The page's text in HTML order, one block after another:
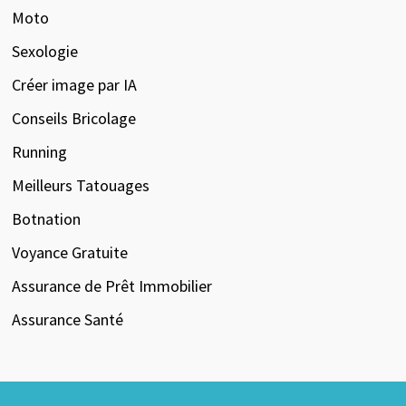
Moto
Sexologie
Créer image par IA
Conseils Bricolage
Running
Meilleurs Tatouages
Botnation
Voyance Gratuite
Assurance de Prêt Immobilier
Assurance Santé